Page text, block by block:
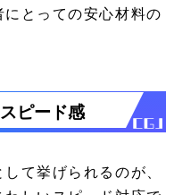
とっての安心材料の
ピード感
て挙げられるのが、